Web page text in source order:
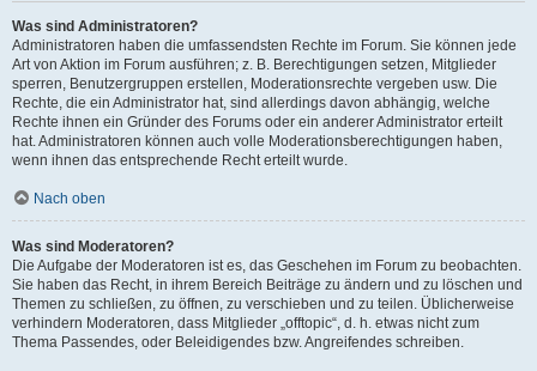
Was sind Administratoren?
Administratoren haben die umfassendsten Rechte im Forum. Sie können jede
Art von Aktion im Forum ausführen; z. B. Berechtigungen setzen, Mitglieder
sperren, Benutzergruppen erstellen, Moderationsrechte vergeben usw. Die
Rechte, die ein Administrator hat, sind allerdings davon abhängig, welche
Rechte ihnen ein Gründer des Forums oder ein anderer Administrator erteilt
hat. Administratoren können auch volle Moderationsberechtigungen haben,
wenn ihnen das entsprechende Recht erteilt wurde.
Nach oben
Was sind Moderatoren?
Die Aufgabe der Moderatoren ist es, das Geschehen im Forum zu beobachten.
Sie haben das Recht, in ihrem Bereich Beiträge zu ändern und zu löschen und
Themen zu schließen, zu öffnen, zu verschieben und zu teilen. Üblicherweise
verhindern Moderatoren, dass Mitglieder „offtopic“, d. h. etwas nicht zum
Thema Passendes, oder Beleidigendes bzw. Angreifendes schreiben.